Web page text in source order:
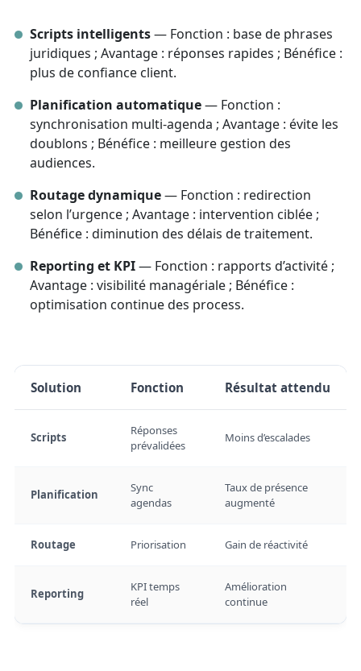
Scripts intelligents— Fonction : base de phrases
juridiques ; Avantage : réponses rapides ; Bénéfice :
plus de confiance client.
Planification automatique— Fonction :
synchronisation multi-agenda ; Avantage : évite les
doublons ; Bénéfice : meilleure gestion des
audiences.
Routage dynamique— Fonction : redirection
selon l’urgence ; Avantage : intervention ciblée ;
Bénéfice : diminution des délais de traitement.
Reporting et KPI— Fonction : rapports d’activité ;
Avantage : visibilité managériale ; Bénéfice :
optimisation continue des process.
Solution Fonction Résultat attendu
Scripts
Réponses
prévalidées
Moins d’escalades
Planification
Sync
agendas
Taux de présence
augmenté
Routage Priorisation Gain de réactivité
Reporting
KPI temps
réel
Amélioration
continue